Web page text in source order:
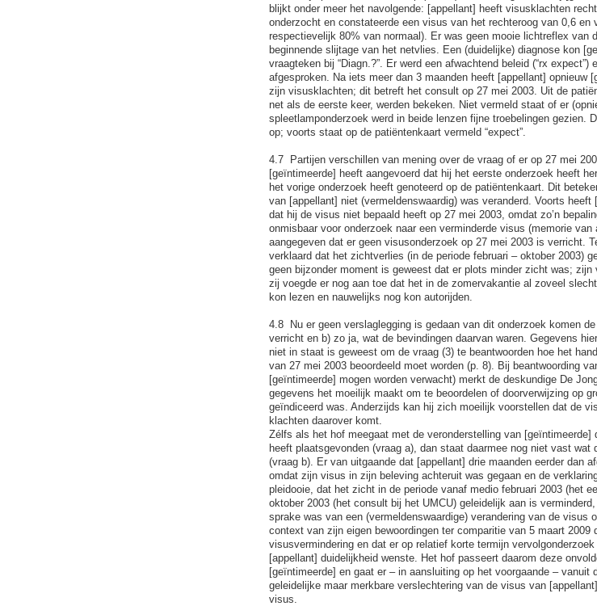
blijkt onder meer het navolgende: [appellant] heeft visusklachten
onderzocht en constateerde een visus van het rechteroog van 0,6 en
respectievelijk 80% van normaal). Er was geen mooie lichtreflex van
beginnende slijtage van het netvlies. Een (duidelijke) diagnose kon
vraagteken bij “Diagn.?”. Er werd een afwachtend beleid (“rx expect”)
afgesproken. Na iets meer dan 3 maanden heeft [appellant] opnieuw
zijn visusklachten; dit betreft het consult op 27 mei 2003. Uit de
net als de eerste keer, werden bekeken. Niet vermeld staat of er
spleetlamponderzoek werd in beide lenzen fijne troebelingen gezien.
op; voorts staat op de patiëntenkaart vermeld “expect”.
4.7 Partijen verschillen van mening over de vraag of er op 27 mei
[geïntimeerde] heeft aangevoerd dat hij het eerste onderzoek heeft
het vorige onderzoek heeft genoteerd op de patiëntenkaart. Dit
van [appellant] niet (vermeldenswaardig) was veranderd. Voorts heeft
dat hij de visus niet bepaald heeft op 27 mei 2003, omdat zo’n
onmisbaar voor onderzoek naar een verminderde visus (memorie
aangegeven dat er geen visusonderzoek op 27 mei 2003 is verricht.
verklaard dat het zichtverlies (in de periode februari – oktober 2003)
geen bijzonder moment is geweest dat er plots minder zicht was;
zij voegde er nog aan toe dat het in de zomervakantie al zoveel
kon lezen en nauwelijks nog kon autorijden.
4.8 Nu er geen verslaglegging is gedaan van dit onderzoek komen
verricht en b) zo ja, wat de bevindingen daarvan waren. Gegevens
niet in staat is geweest om de vraag (3) te beantwoorden hoe het
van 27 mei 2003 beoordeeld moet worden (p. 8). Bij beantwoording
[geïntimeerde] mogen worden verwacht) merkt de deskundige De
gegevens het moeilijk maakt om te beoordelen of doorverwijzing op
geïndiceerd was. Anderzijds kan hij zich moeilijk voorstellen dat de
klachten daarover komt.
Zélfs als het hof meegaat met de veronderstelling van [geïntimeerde]
heeft plaatsgevonden (vraag a), dan staat daarmee nog niet vast
(vraag b). Er van uitgaande dat [appellant] drie maanden eerder dan
omdat zijn visus in zijn beleving achteruit was gegaan en de
pleidooie, dat het zicht in de periode vanaf medio februari 2003 (het
oktober 2003 (het consult bij het UMCU) geleidelijk aan is
sprake was van een (vermeldenswaardige) verandering van de visus
context van zijn eigen bewoordingen ter comparitie van 5 maart 2009
visusvermindering en dat er op relatief korte termijn
[appellant] duidelijkheid wenste. Het hof passeert daarom deze
[geïntimeerde] en gaat er – in aansluiting op het voorgaande – vanuit
geleidelijke maar merkbare verslechtering van de visus van
visus.